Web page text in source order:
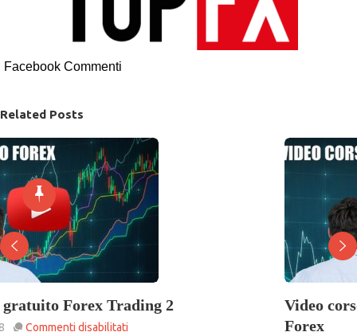
Facebook Commenti
Related Posts
Video corso gratuito per iniziare a fare trading sul
Forex